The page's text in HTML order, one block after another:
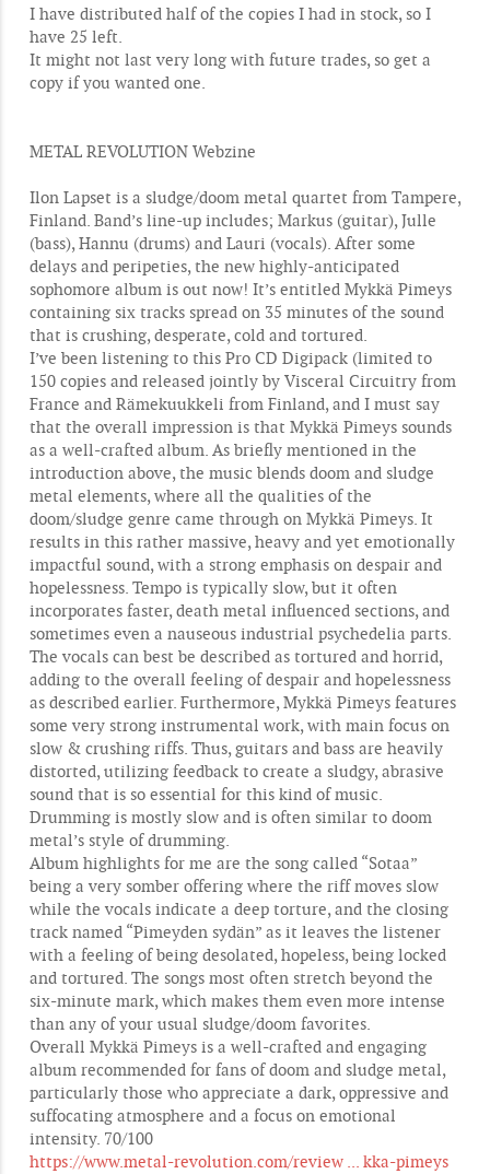
g
e
I have distributed half of the copies I had in stock, so I
have 25 left.
It might not last very long with future trades, so get a
copy if you wanted one.
METAL REVOLUTION Webzine
Ilon Lapset is a sludge/doom metal quartet from Tampere,
Finland. Band’s line-up includes; Markus (guitar), Julle
(bass), Hannu (drums) and Lauri (vocals). After some
delays and peripeties, the new highly-anticipated
sophomore album is out now! It’s entitled Mykkä Pimeys
containing six tracks spread on 35 minutes of the sound
that is crushing, desperate, cold and tortured.
I’ve been listening to this Pro CD Digipack (limited to
150 copies and released jointly by Visceral Circuitry from
France and Rämekuukkeli from Finland, and I must say
that the overall impression is that Mykkä Pimeys sounds
as a well-crafted album. As briefly mentioned in the
introduction above, the music blends doom and sludge
metal elements, where all the qualities of the
doom/sludge genre came through on Mykkä Pimeys. It
results in this rather massive, heavy and yet emotionally
impactful sound, with a strong emphasis on despair and
hopelessness. Tempo is typically slow, but it often
incorporates faster, death metal influenced sections, and
sometimes even a nauseous industrial psychedelia parts.
The vocals can best be described as tortured and horrid,
adding to the overall feeling of despair and hopelessness
as described earlier. Furthermore, Mykkä Pimeys features
some very strong instrumental work, with main focus on
slow & crushing riffs. Thus, guitars and bass are heavily
distorted, utilizing feedback to create a sludgy, abrasive
sound that is so essential for this kind of music.
Drumming is mostly slow and is often similar to doom
metal’s style of drumming.
Album highlights for me are the song called “Sotaa”
being a very somber offering where the riff moves slow
while the vocals indicate a deep torture, and the closing
track named “Pimeyden sydän” as it leaves the listener
with a feeling of being desolated, hopeless, being locked
and tortured. The songs most often stretch beyond the
six-minute mark, which makes them even more intense
than any of your usual sludge/doom favorites.
Overall Mykkä Pimeys is a well-crafted and engaging
album recommended for fans of doom and sludge metal,
particularly those who appreciate a dark, oppressive and
suffocating atmosphere and a focus on emotional
intensity. 70/100
https://www.metal-revolution.com/review ... kka-pimeys